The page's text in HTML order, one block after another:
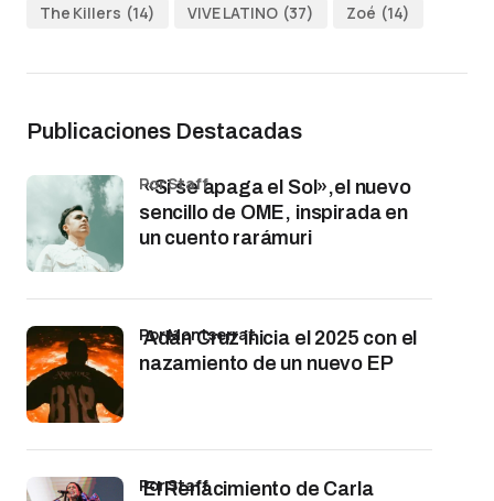
The Killers (14) VIVE LATINO (37) Zoé (14)
Publicaciones Destacadas
«Si se apaga el Sol»,el nuevo
sencillo de OME, inspirada en
un cuento rarámuri
por Staff
Adán Cruz inicia el 2025 con el
nazamiento de un nuevo EP
por Montserrat
El Renacimiento de Carla
por Staff